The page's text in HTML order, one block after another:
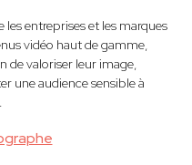
les entreprises et les marques
vidéo haut de gamme,
de valoriser leur image,
une audience sensible à